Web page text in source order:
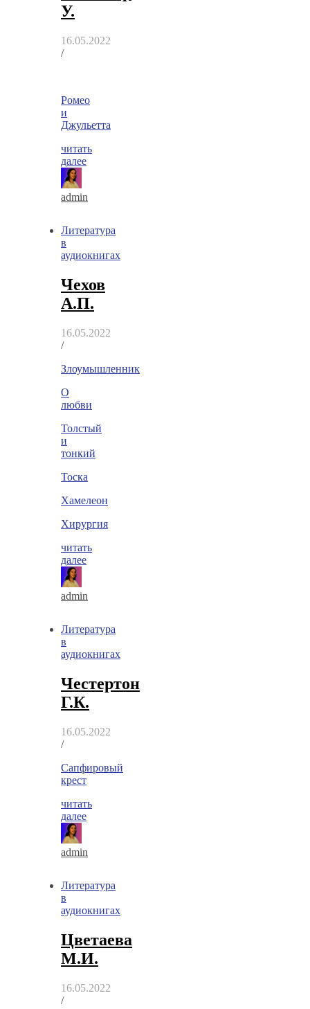
У.
16.05.2022
/
Ромео
и
Джульетта
читать
далее
admin
Литература
в
аудиокнигах
Чехов
А.П.
16.05.2022
/
Злоумышленник
О
любви
Толстый
и
тонкий
Тоска
Хамелеон
Хирургия
читать
далее
admin
Литература
в
аудиокнигах
Честертон
Г.К.
16.05.2022
/
Сапфировый
крест
читать
далее
admin
Литература
в
аудиокнигах
Цветаева
М.И.
16.05.2022
/